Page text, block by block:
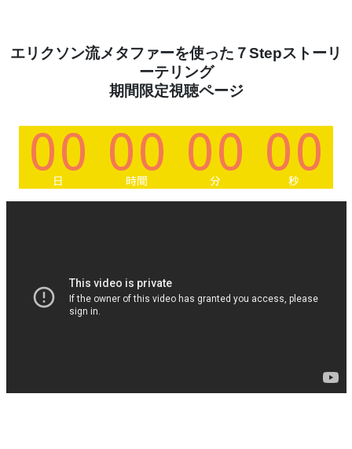
エリクソン流メタファーを使った ７Stepストーリ
ーテリング
期間限定視聴ページ